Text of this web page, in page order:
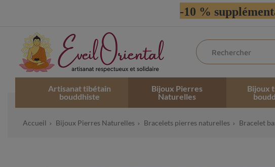
-10 %
Artisanat tibétain
bouddhiste
Bijoux Pierres
Naturelles
Bijoux
Accueil Bijoux Pierres Naturelles Bracelets pierres naturelles Bracelet